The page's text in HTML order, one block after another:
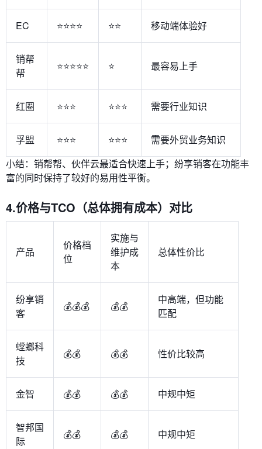
EC ⭐⭐⭐⭐ ⭐⭐ 移动端体验好
销帮
帮
⭐⭐⭐⭐⭐ ⭐ 最容易上手
红圈 ⭐⭐⭐ ⭐⭐⭐ 需要行业知识
孚盟 ⭐⭐⭐ ⭐⭐⭐
需要外贸业务知识
小结：销帮帮、伙伴云最适合快速上手；纷享销客在功能丰
富的同时保持了较好的易用性平衡。
4.价格与TCO（总体拥有成本）对比
产品
价格档
位
实施与
维护成
本
总体性价比
纷享销
客
💰💰💰 💰💰
中高端，但功能
匹配
螳螂科
技
💰💰 💰💰 性价比较高
金智 💰💰 💰💰 中规中矩
智邦国
际
💰💰 💰💰 中规中矩